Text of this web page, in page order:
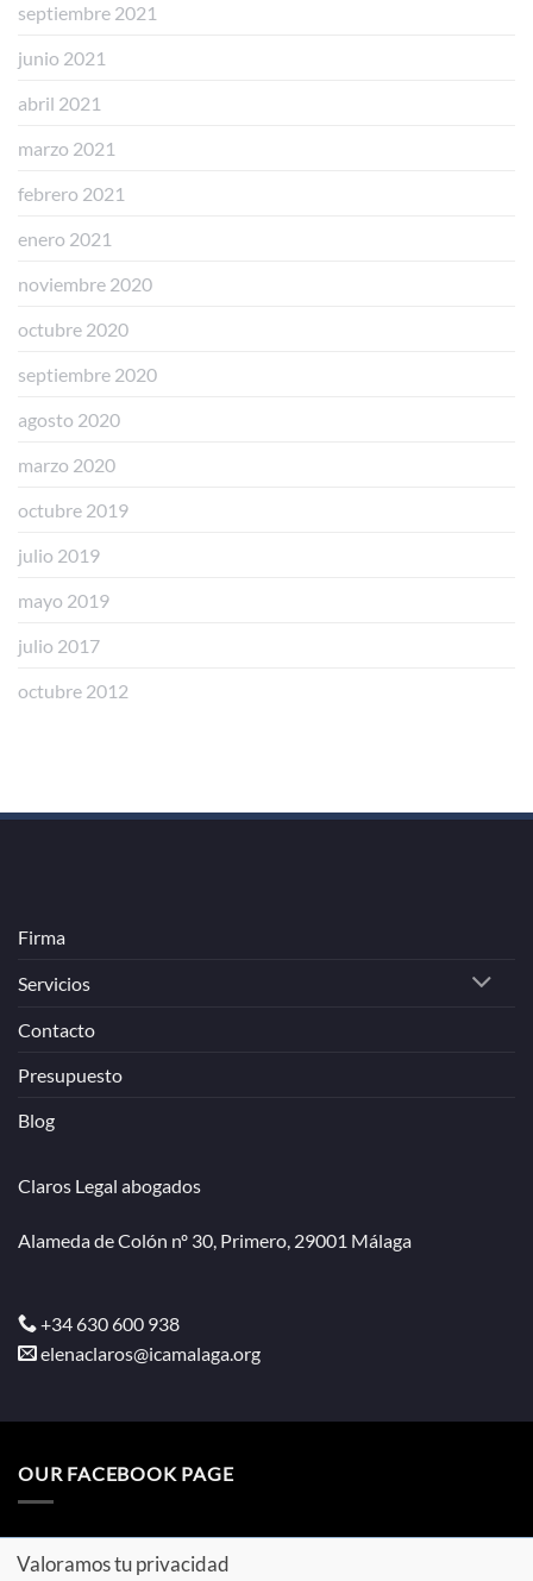
septiembre 2021
junio 2021
abril 2021
marzo 2021
febrero 2021
enero 2021
noviembre 2020
octubre 2020
septiembre 2020
agosto 2020
marzo 2020
octubre 2019
julio 2019
mayo 2019
julio 2017
octubre 2012
Firma
Servicios
Contacto
Presupuesto
Blog
Claros Legal abogados
Alameda de Colón nº 30, Primero, 29001 Málaga
+34 630 600 938
elenaclaros@icamalaga.org
OUR FACEBOOK PAGE
Valoramos tu privacidad